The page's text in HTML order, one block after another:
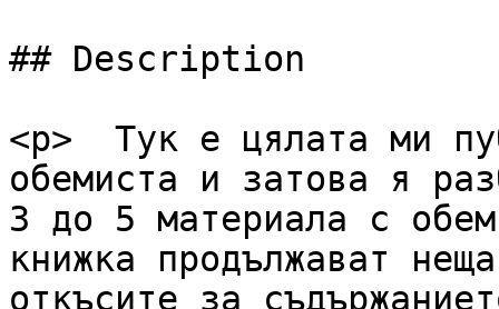
## Description
<p>  Тук е цялата ми
обемиста и затова я
3 до 5 материала с
книжка продължават
откъсите за